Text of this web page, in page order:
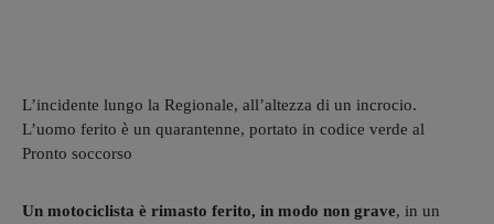
L’incidente lungo la Regionale, all’altezza di un incrocio.
L’uomo ferito è un quarantenne, portato in codice verde al
Pronto soccorso
Un motociclista è rimasto ferito, in modo non grave, in un